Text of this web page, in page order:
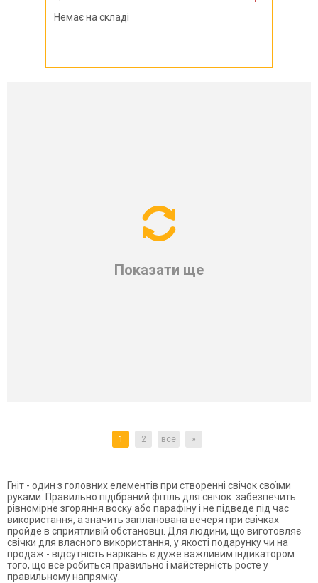
Немає на складі
Показати ще
1 2 все »
Гніт - один з головних елементів при створенні свічок своїми
руками. Правильно підібраний фітіль для свічок забезпечить
рівномірне згоряння воску або парафіну і не підведе під час
використання, а значить запланована вечеря при свічках
пройде в сприятливій обстановці. Для людини, що виготовляє
свічки для власного використання, у якості подарунку чи на
продаж - відсутність нарікань є дуже важливим індикатором
того, що все робиться правильно і майстерність росте у
правильному напрямку.